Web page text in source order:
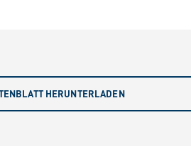
HERUNTERLADEN